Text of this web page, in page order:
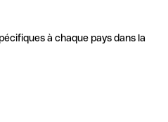
à chaque pays dans la